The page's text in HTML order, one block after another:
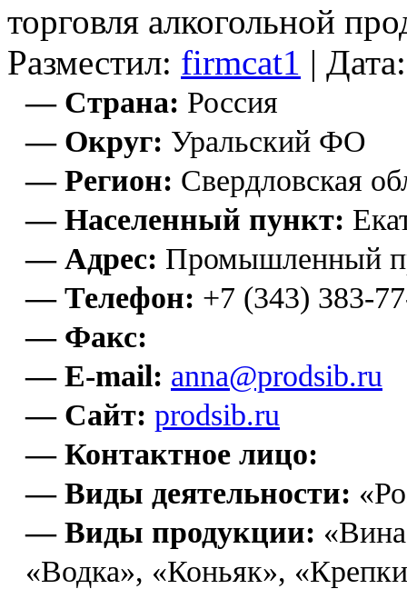
торговля алкогольной
Разместил: firmcat1 |
— Страна: Россия
— Округ: Уральский ФО
— Регион: Свердловская
— Населенный пункт:
— Адрес: Промышленный
— Телефон: +7 (343) 383-
— Факс:
— E-mail: anna@prodsib.ru
— Сайт: prodsib.ru
— Контактное лицо:
— Виды деятельности:
— Виды продукции:
«Водка», «Коньяк»,